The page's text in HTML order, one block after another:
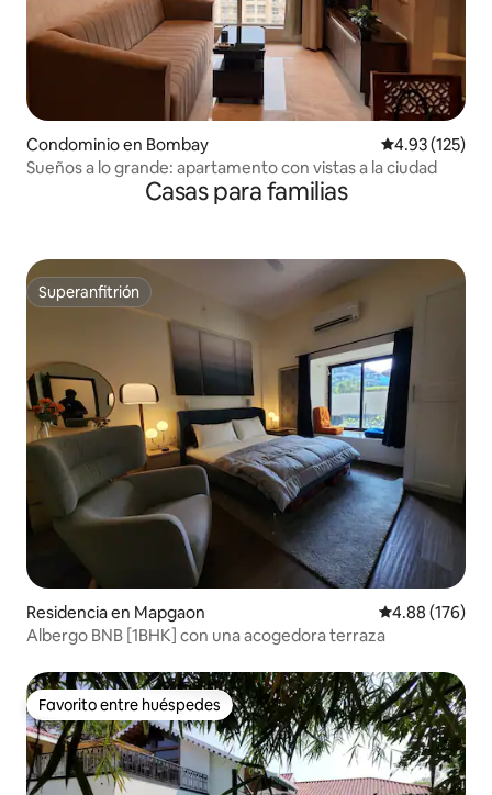
Condominio en Bombay Calificación
4.93 (125)
Sueños a lo grande: apartamento con vistas a la ciudad
Casas para familias
Superanfitrión
Superanfitrión
Residencia en Mapgaon Calificación
4.88 (176)
Albergo BNB [1BHK] con una acogedora terraza
Favorito entre huéspedes
Favorito entre huéspedes